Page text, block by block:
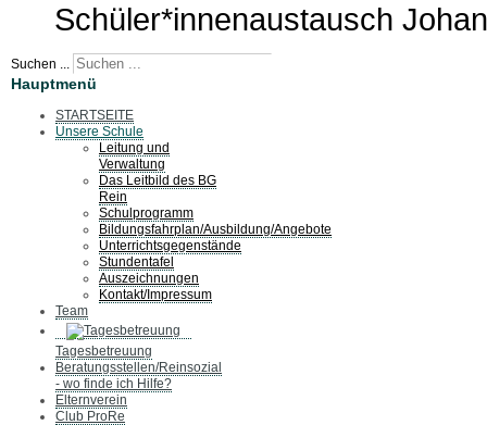
Schüler*innenaustausch
Suchen ...
Hauptmenü
STARTSEITE
Unsere Schule
Leitung und
Verwaltung
Das Leitbild des BG
Rein
Schulprogramm
Bildungsfahrplan/Ausbildung/Angebote
Unterrichtsgegenstände
Stundentafel
Auszeichnungen
Kontakt/Impressum
Team
Tagesbetreuung
Beratungsstellen/Reinsozial
- wo finde ich Hilfe?
Elternverein
Club ProRe